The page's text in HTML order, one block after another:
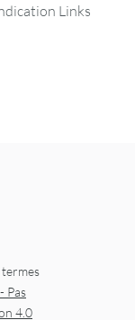
Links
Pas
4.0